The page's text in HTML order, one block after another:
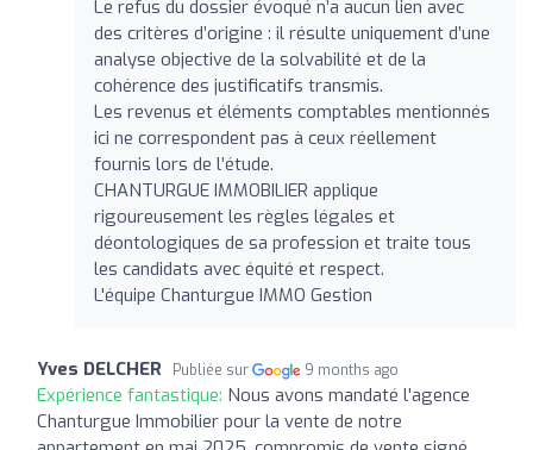
Le refus du dossier évoqué n’a aucun lien avec
des critères d’origine : il résulte uniquement d’une
analyse objective de la solvabilité et de la
cohérence des justificatifs transmis.
Les revenus et éléments comptables mentionnés
ici ne correspondent pas à ceux réellement
fournis lors de l’étude.
CHANTURGUE IMMOBILIER applique
rigoureusement les règles légales et
déontologiques de sa profession et traite tous
les candidats avec équité et respect.
L'équipe Chanturgue IMMO Gestion
Yves DELCHER Publiée sur 9 months ago
Expérience fantastique: Nous avons mandaté l'agence
Chanturgue Immobilier pour la vente de notre